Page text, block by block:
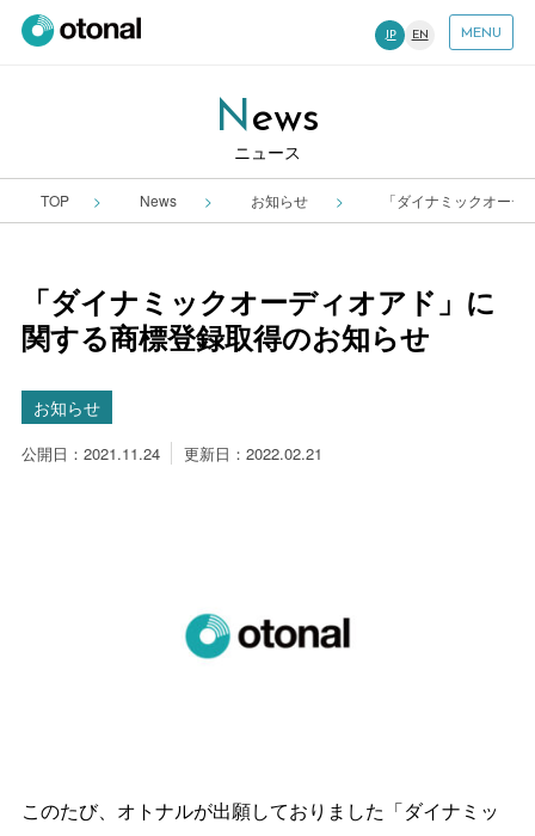
JP EN MENU
News
ニュース
TOP News お知らせ 「ダイナミックオー
「ダイナミックオーディオアド」に
関する商標登録取得のお知らせ
お知らせ
公開日：2021.11.24 更新日：2022.02.21
このたび、オトナルが出願しておりました「ダイナミッ